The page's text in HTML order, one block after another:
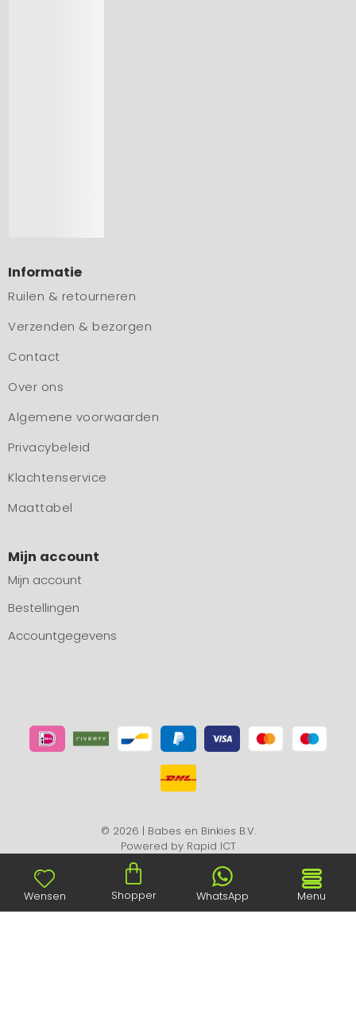
Informatie
Ruilen & retourneren
Verzenden & bezorgen
Contact
Over ons
Algemene voorwaarden
Privacybeleid
Klachtenservice
Maattabel
Mijn account
Mijn account
Bestellingen
Accountgegevens
© 2026 | Babes en Binkies B.V.
Powered by Rapid ICT
Wensen Shopper WhatsApp Menu